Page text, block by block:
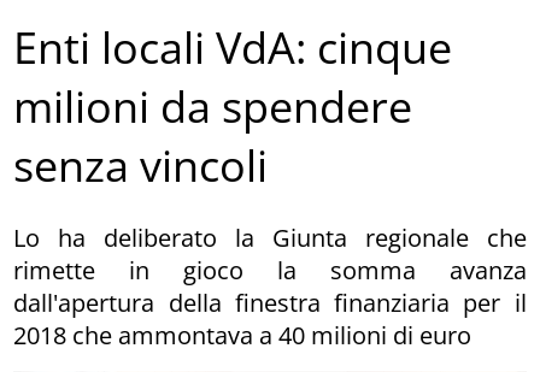
Enti locali VdA: cinque
milioni da spendere
senza vincoli
Lo ha deliberato la Giunta regionale che
rimette in gioco la somma avanza
dall'apertura della finestra finanziaria per il
2018 che ammontava a 40 milioni di euro